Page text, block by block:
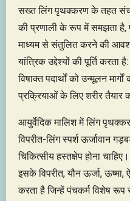
सख्त लिंग पृथक्करण के तहत
की प्रणाली के रूप में समझता है,
माध्यम से संतुलित करने की
यांत्रिक उद्देश्यों की पूर्ति
विषाक्त पदार्थों को उन्मूलन
प्रक्रियाओं के लिए शरीर तैयार
आयुर्वेदिक मालिश में लिंग
विपरीत-लिंग स्पर्श ऊर्जावान
चिकित्सीय हस्तक्षेप होना
इसके विपरीत, यौन ऊर्जा, ऊष्मा,
करता है जिन्हें पंचकर्म विशेष रूप